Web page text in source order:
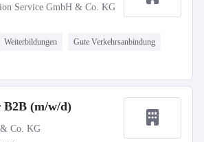
Service GmbH & Co. KG
Weiterbildungen Gute Verkehrsanbindung
B2B (m/w/d)
Co. KG